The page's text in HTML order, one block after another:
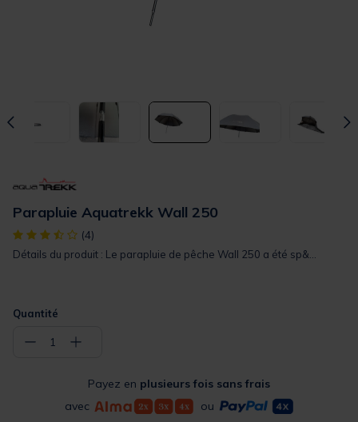
Parapluie Aquatrekk Wall 250
[object Object] out of 5 Customer Rating
(4)
Détails du produit : Le parapluie de pêche Wall 250 a été sp&...
Quantité
− 1 +
Payez en plusieurs fois sans frais
avec
ou